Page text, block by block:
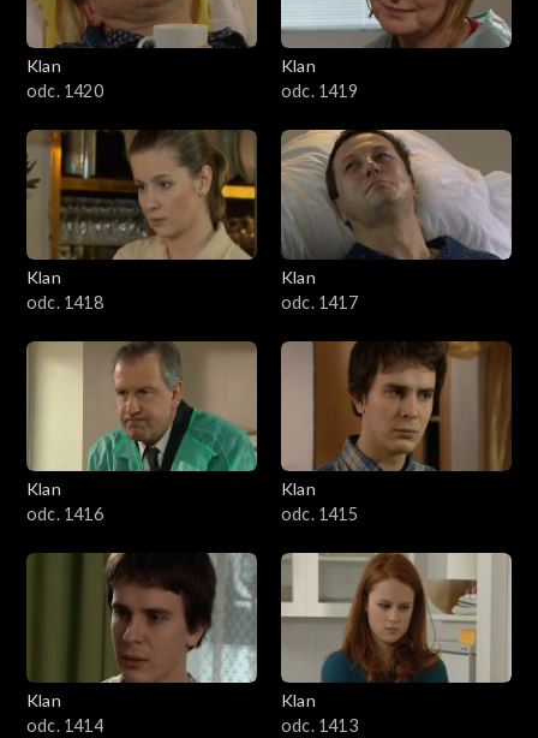
Klan
odc. 1420
Klan
odc. 1419
Klan
odc. 1418
Klan
odc. 1417
Klan
odc. 1416
Klan
odc. 1415
Klan
odc. 1414
Klan
odc. 1413